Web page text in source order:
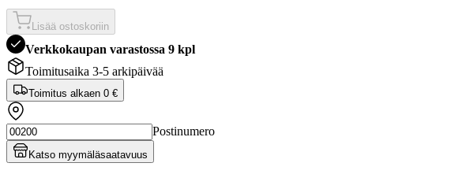
Lisää ostoskoriin
Verkkokaupan varastossa 9 kpl
Toimitusaika 3-5 arkipäivää
Toimitus alkaen 0 €
Postinumero
Katso myymäläsaatavuus